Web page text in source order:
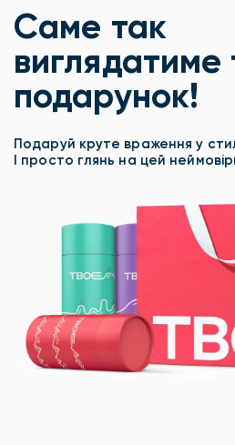
Саме так
виглядатиме
подарунок!
Подаруй круте враження у
І просто глянь на цей